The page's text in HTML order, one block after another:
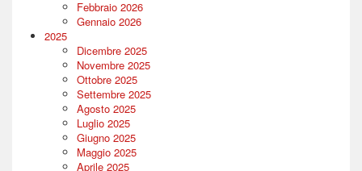
Febbraio 2026
Gennaio 2026
2025
Dicembre 2025
Novembre 2025
Ottobre 2025
Settembre 2025
Agosto 2025
Luglio 2025
Giugno 2025
Maggio 2025
Aprile 2025